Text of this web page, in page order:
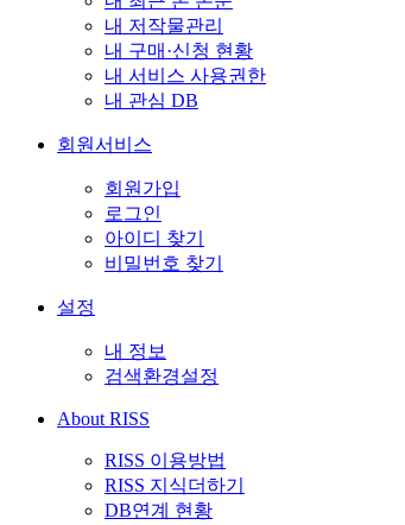
내 저작물관리
내 구매·신청 현황
내 서비스 사용권한
내 관심 DB
회원서비스
회원가입
로그인
아이디 찾기
비밀번호 찾기
설정
내 정보
검색환경설정
About RISS
RISS 이용방법
RISS 지식더하기
DB연계 현황